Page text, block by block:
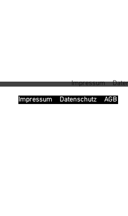
Impressum
Impressum
Datenschutz AGB